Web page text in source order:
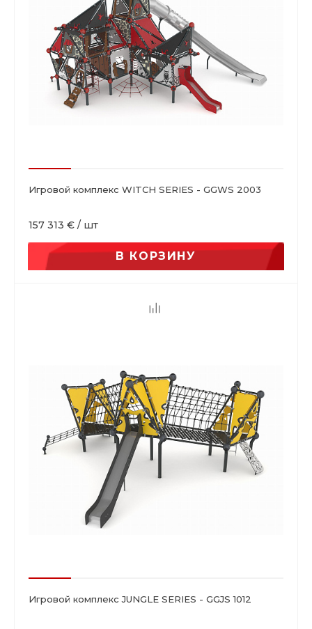
Игровой комплекс WITCH SERIES - GGWS 2003
157 313 € / шт
В КОРЗИНУ
Игровой комплекс JUNGLE SERIES - GGJS 1012